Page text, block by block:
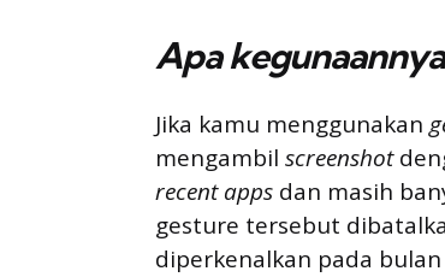
Apa
Jika kamu menggunakan
mengambil screenshot
recent apps dan masih
gesture tersebut
diperkenalkan pada